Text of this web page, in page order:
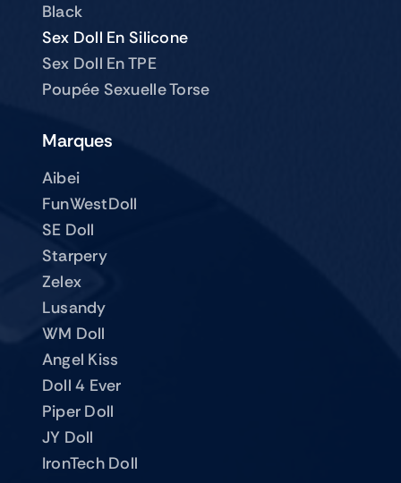
Black
Sex Doll En Silicone
Sex Doll En TPE
Poupée Sexuelle Torse
Marques
Aibei
FunWestDoll
SE Doll
Starpery
Zelex
Lusandy
WM Doll
Angel Kiss
Doll 4 Ever
Piper Doll
JY Doll
IronTech Doll